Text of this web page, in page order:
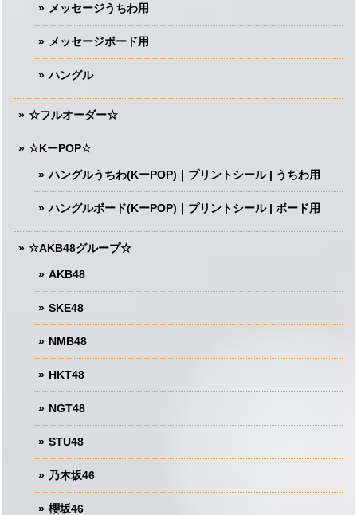
メッセージうちわ用
メッセージボード用
ハングル
☆フルオーダー☆
☆KーPOP☆
ハングルうちわ(KーPOP)｜プリントシール | うちわ用
ハングルボード(KーPOP)｜プリントシール | ボード用
☆AKB48グループ☆
AKB48
SKE48
NMB48
HKT48
NGT48
STU48
乃木坂46
櫻坂46